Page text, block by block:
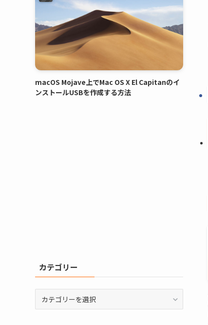
macOS Mojave上でMac OS X El Capitanのイ
ンストールUSBを作成する方法
カテゴリー